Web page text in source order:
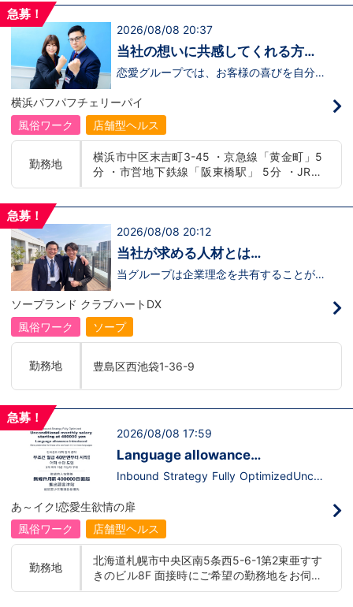
↓ぜひインタビュー動画をご覧ください！
急募！
2026/08/08 20:37
当社の想いに共感してくれる方、
大募集‼
恋愛グループでは、お客様の喜びを自分自
います！・接客が好き・お客様が笑顔にな
ると自分も嬉しい・お客様だけでなく、働
く仲間もキャストさんも笑顔になると嬉し
い・喜んで(楽しんで)もらう為にはどうし
方が当グループでは活躍の場を広げていま
す。他にも…・失敗しても諦めない！・と
にかくやる気だけは負けない！・環境を変
をあげたい！など。接客業経験がないから
ジョンの為にこうしたい！こうなりたい！
と強い意志を持ってる方にも平等にチャン
スがある職場になっています。その為、未
経験からの応募も大歓迎です。今働いてる
倒的に多いです。「ちょっと求めてる人物
像と自分は違うかも…？」と思う方もいる
と思います。ですが、よく考えてくださ
い。全てが当てはまる人の方が少ないと思
分なんです。まずは応募して、面接時にあ
なたの想いを聞かせてください。その後、
私たちの想いを説明させていただきます。
と思います。ご応募お待ちしておりま
横浜パフパフチェリーパイ
風俗ワーク
店舗型ヘルス
勤務地
横浜市中区末吉町3-45 ・京急線「黄金町」5
分 ・市営地下鉄線「阪東橋駅」 5分 ・JR線
「関内駅」15分
急募！
2026/08/08 20:12
当社が求める人材とは…
当グループは企業理念を共有することがで
神】を持っている方を求めています。さら
に！『ハピネスグループは、店舗数が増え
ます！！』つまり…【店長/幹部】の空き
枠があるってことです。実際に働いてみ
職者になれない(´;ω;｀)なんて経験はあり
ませんか？？当グループは年功序列ではな
く実力主義です。頑張り次第でいくらでも
のある方には必要な席をしっかりご用意で
入社後、最短で8ヶ月で店長になった先輩
もいます。その先輩のあとにアナタも続き
ませんか！？勿論、男性だけではなく女性
も活躍中。ハピネスグループ初の女性店長
イトレジャー業界だからといって一般大手
企業様に引けを取らない体制で取り組んで
いる会社です。そのため、誰もが安心して
入社・勤務のできる環境なのです。それで
ャルサイトをご覧下さい。
【https://happiness-group.biz/】※お手
数ですがコピー＆ペーストしてURLを開い
ソープランド クラブハートDX
風俗ワーク
ソープ
勤務地 豊島区西池袋1-36-9
急募！
2026/08/08 17:59
Language allowance
introduced/推出語言津貼
Inbound Strategy Fully OptimizedUncon
00 yenLanguage allowance introduced
More preferential for those who are fluen
t in 3 or more languages인바운드 대책 철
저 공략무조건 월급 40만엔부터 시작!어
底的入站策略無條件月薪 400,000 日圓起
推出語言津貼能說至少三種語言者優先
あ～イク!恋愛生欲情の扉
風俗ワーク
店舗型ヘルス
勤務地
北海道札幌市中央区南5条西5-6-1第2東亜すす
きのビル8F 面接時にご希望の勤務地をお伺い
し、配属店舗を決定いたします。 入社後の転